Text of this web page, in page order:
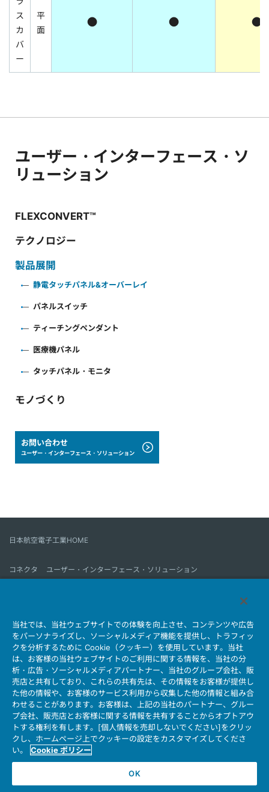
ス
カ
バ
ー
平
面
● ● ●
ユーザー・インターフェース・ソ
リューション
FLEXCONVERT™
テクノロジー
製品展開
静電タッチパネル&オーバーレイ
パネルスイッチ
ティーチングペンダント
医療機パネル
タッチパネル・モニタ
モノづくり
お問い合わせ
ユーザー・インターフェース・ソリューション
日本航空電子工業HOME
コネクタ
ユーザー・インターフェース・ソリューション
会社情報 サステナビリティ IR情報 採用情報
会社情報新着一覧
製品情報新着一覧
サイトマップ お問い合わせ
個人情報保護ポリシー
JAE Cookie Policy
ウェブアクセシビリティ方針
マイナンバー情報保護ポリシー
当社ウェブサイトのご利用について
ソーシャルメディア公式アカウント運用ポリシー
当社では、当社ウェブサイトでの体験を向上させ、コンテンツや広告
をパーソナライズし、ソーシャルメディア機能を提供し、トラフィッ
クを分析するために Cookie（クッキー）を使用しています。当社
は、お客様の当社ウェブサイトのご利用に関する情報を、当社の分
析・広告・ソーシャルメディアパートナー、当社のグループ会社、販
売店と共有しており、これらの共有先は、その情報をお客様が提供し
た他の情報や、お客様のサービス利用から収集した他の情報と組み合
わせることがあります。お客様は、上記の当社のパートナー、グルー
プ会社、販売店とお客様に関する情報を共有することからオプトアウ
トする権利を有します。[個人情報を売却しないでください]をクリッ
クし、ホームページ上でクッキーの設定をカスタマイズしてくださ
い。
Cookie ポリシー
OK